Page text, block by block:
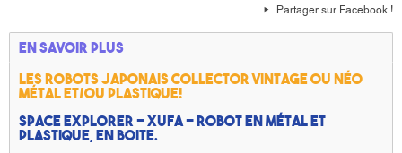
Partager sur Facebook !
En savoir plus
Les robots japonais collector vintage ou néo
métal et/ou Plastique!
Space Explorer - Xufa - robot en métal et
plastique, en boite.